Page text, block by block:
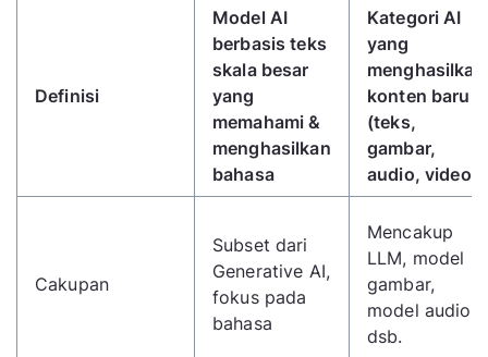
Definisi
Model AI
berbasis teks
skala besar
yang
memahami &
menghasilkan
bahasa
Kategori AI
yang
menghasilkan
konten baru
(teks,
gambar,
audio, video)
Cakupan
Subset dari
Generative AI,
fokus pada
bahasa
Mencakup
LLM, model
gambar,
model audio,
dsb.